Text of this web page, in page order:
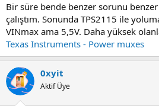
Bir süre bende benzer sorunu
çalıştım. Sonunda TPS2115 ile
VINmax ama 5,5V. Daha yüksek
Texas Instruments - Power muxes
0xyit
Aktif Üye